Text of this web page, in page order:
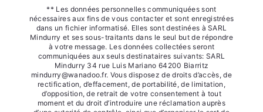
** Les données personnelles communiquées sont
nécessaires aux fins de vous contacter et sont enregistrées
dans un fichier informatisé. Elles sont destinées à SARL
Mindurry et ses sous-traitants dans le seul but de répondre
à votre message. Les données collectées seront
communiquées aux seuls destinataires suivants: SARL
Mindurry 34 rue Luis Mariano 64200 Biarritz
mindurry@wanadoo.fr. Vous disposez de droits d’accès, de
rectification, d’effacement, de portabilité, de limitation,
d’opposition, de retrait de votre consentement à tout
moment et du droit d’introduire une réclamation auprès